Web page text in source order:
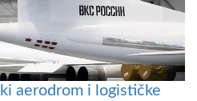
aerodrom i logističke